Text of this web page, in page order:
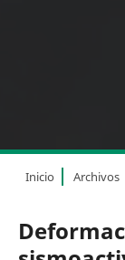
Inicio Archivos